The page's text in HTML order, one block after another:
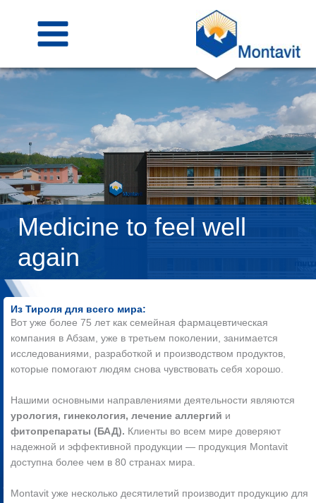
Medicine to feel well
again
Из Тироля для всего мира:
Вот уже более 75 лет как семейная фармацевтическая
компания в Абзам, уже в третьем поколении, занимается
исследованиями, разработкой и производством продуктов,
которые помогают людям снова чувствовать себя хорошо.
Нашими основными направлениями деятельности являются
урология, гинекология, лечение аллергий и
фитопрепараты (БАД). Клиенты во всем мире доверяют
надежной и эффективной продукции — продукция Montavit
доступна более чем в 80 странах мира.
Montavit уже несколько десятилетий производит продукцию для